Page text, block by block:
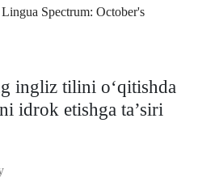
Spectrum: October's
ingliz tilini o‘qitishda
idrok etishga ta’siri